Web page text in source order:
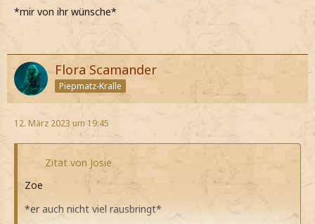
…wenn ich dir sage, dass ich diese
Gegenwart nicht mehr sagen werde.
*langsam erkläre*
Was meinst du?
*ihn fragend ansehe*
*mir von ihr wünsche*
Flora Scamander
Piepmatz-Kralle
12. März 2023 um 19:45
Zitat von Josie
Zoe
*er auch nicht viel rausbringt*